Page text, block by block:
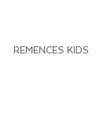
REMENCES KIDS